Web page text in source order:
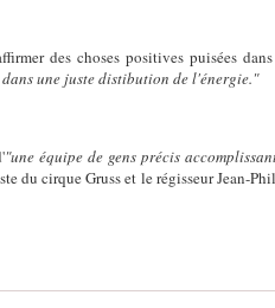
des choses positives puisées
une juste distibution de l'énergie."
"une équipe de gens précis
du cirque Gruss et le régisseur Jean-